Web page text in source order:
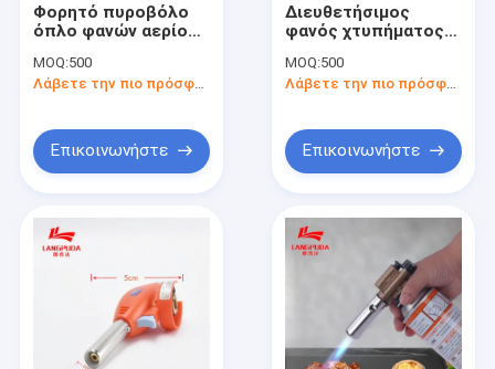
Φορητό πυροβόλο
όπλο φανών αερίου
αργιλίου ορείχαλκου
MOQ:500
Λάβετε την πιο πρόσφατη τιμή
Επικοινωνήστε
Διευθετήσιμος
φανός χτυπήματος
στρατοπέδευσης,
υψηλής
μαγειρεύοντας
εργαλεία φανών
βουτανίου
MOQ:500
Λάβετε την πιο πρόσφατη τιμή
Επικοινωνήστε